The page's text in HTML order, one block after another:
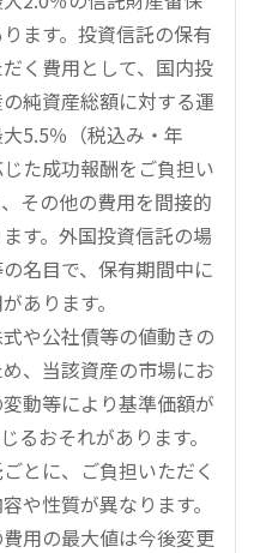
ます。投資信託の保有
く費用として、国内投
純資産総額に対する運
5.5％（税込み・年
た成功報酬をご負担い
その他の費用を間接的
す。外国投資信託の場
名目で、保有期間中に
あります。
や公社債等の値動きの
、当該資産の市場にお
動等により基準価額が
るおそれがあります。
とに、ご負担いただく
や性質が異なります。
用の最大値は今後変更